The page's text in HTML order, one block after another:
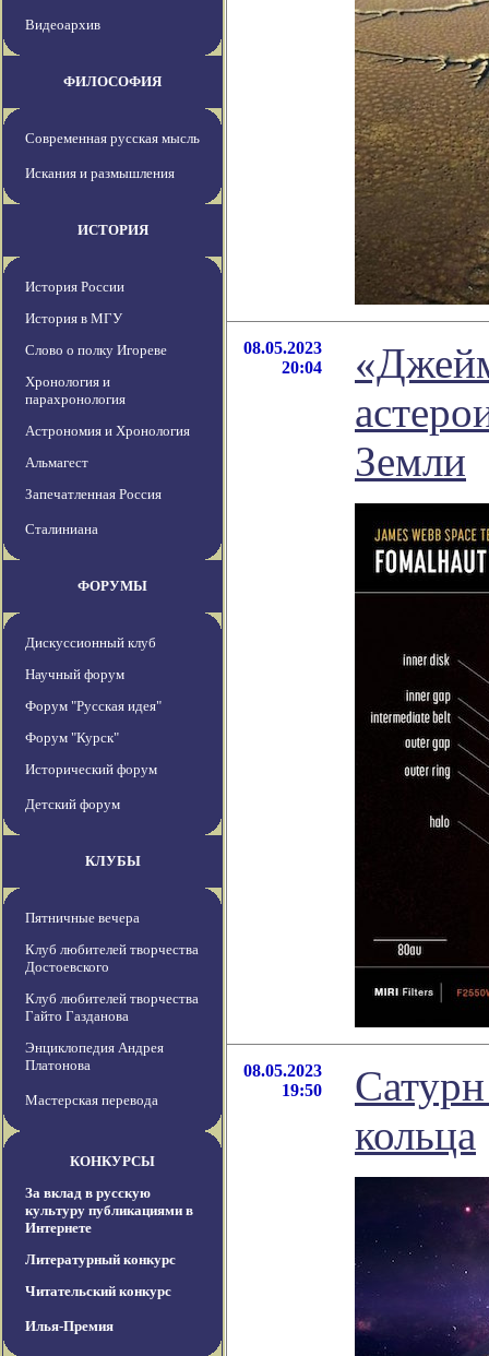
Видеоархив
ФИЛОСОФИЯ
Современная русская мысль
Искания и размышления
ИСТОРИЯ
История России
История в МГУ
Слово о полку Игореве
Хронология и
парахронология
Астрономия и Хронология
Альмагест
Запечатленная Россия
Сталиниана
ФОРУМЫ
Дискуссионный клуб
Научный форум
Форум "Русская идея"
Форум "Курск"
Исторический форум
Детский форум
КЛУБЫ
Пятничные вечера
Клуб любителей творчества
Достоевского
Клуб любителей творчества
Гайто Газданова
Энциклопедия Андрея
Платонова
Мастерская перевода
КОНКУРСЫ
За вклад в русскую
культуру публикациями в
Интернете
Литературный конкурс
Читательский конкурс
Илья-Премия
08.05.2023
20:04
Земли
08.05.2023
19:50
кольца